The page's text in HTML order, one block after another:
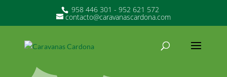
958 446 301 - 952 621 572
contacto@caravanascardona.com